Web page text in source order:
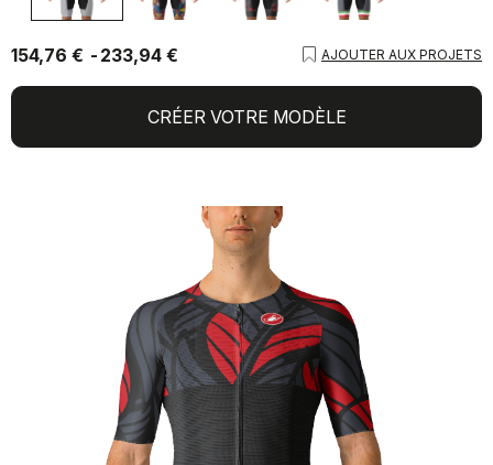
154,76 € 233,94 € AJOUTER AUX PROJETS
CRÉER VOTRE MODÈLE